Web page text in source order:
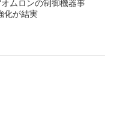
ムロンの制御機器事
化が結実